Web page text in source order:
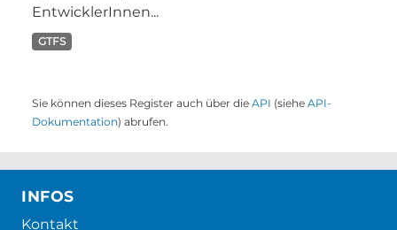
EntwicklerInnen...
GTFS
Sie können dieses Register auch über die API (siehe API-
Dokumentation) abrufen.
INFOS
Kontakt